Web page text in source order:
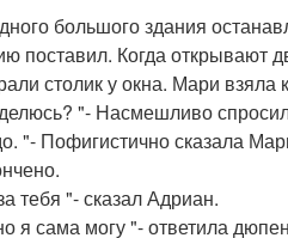
большого здания
поставил. Когда открывают
столик у окна. Мари взяла
"- Насмешливо
"- Пофигистично сказала
тебя "- сказал Адриан.
я сама могу "- ответила